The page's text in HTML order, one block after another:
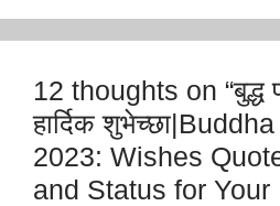
12 thoughts on “बुद्ध
हार्दिक
2023: Wishes
and Status for Your